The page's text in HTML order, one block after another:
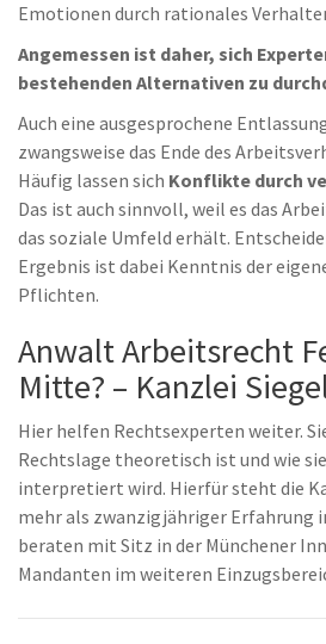
Emotionen durch rationales
Angemessen ist daher, sich
bestehenden Alternativen zu
Auch eine ausgesprochene
zwangsweise das Ende des
Häufig lassen sich Konflikte durch
Das ist auch sinnvoll, weil es das
das soziale Umfeld erhält.
Ergebnis ist dabei Kenntnis der
Pflichten.
Anwalt Arbeitsrecht
Mitte? – Kanzlei
Hier helfen Rechtsexperten weiter.
Rechtslage theoretisch ist und wie
interpretiert wird. Hierfür steht die
mehr als zwanzigjähriger Erfahrung
beraten mit Sitz in der Münchener
Mandanten im weiteren